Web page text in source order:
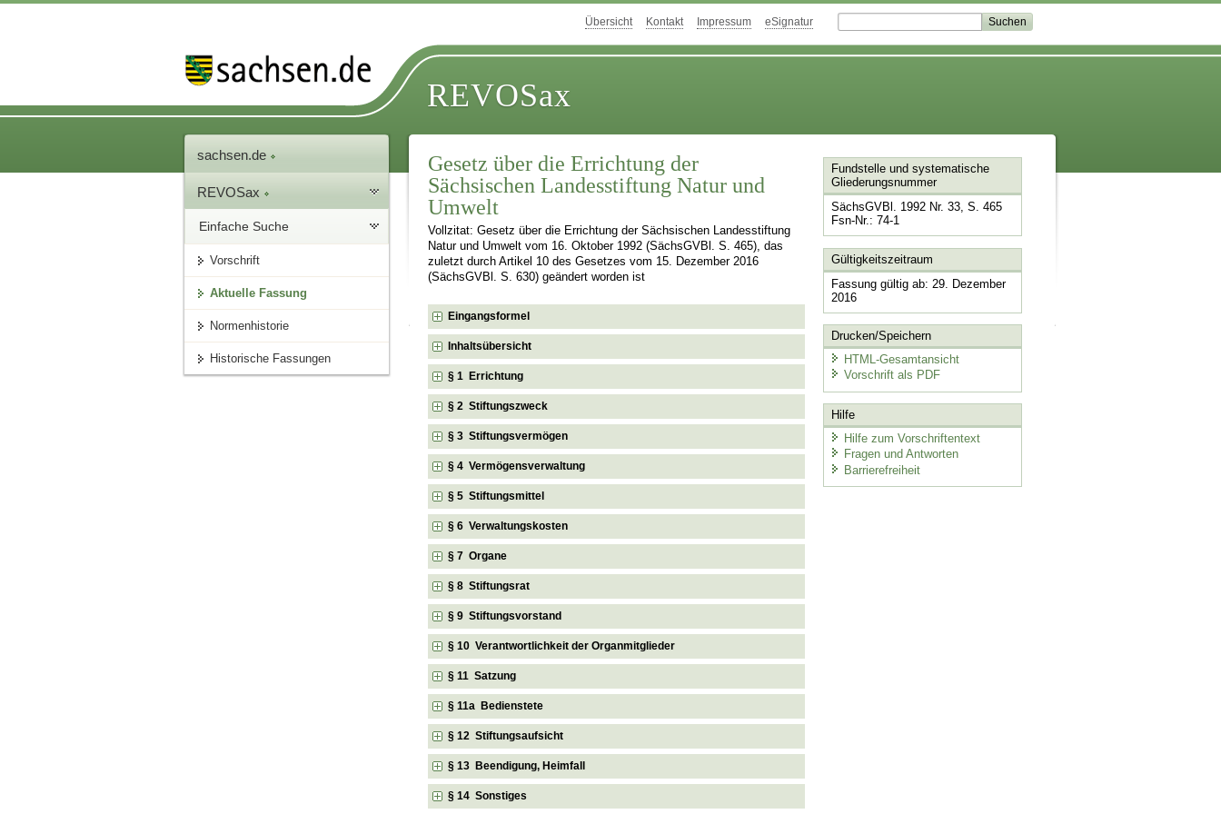
Übersicht Kontakt Impressum eSignatur
REVOSax
sachsen.de
REVOSax
Einfache Suche
Vorschrift
Aktuelle Fassung
Normenhistorie
Historische Fassungen
Gesetz über die Errichtung der
Sächsischen Landesstiftung Natur und
Umwelt
Vollzitat: Gesetz über die Errichtung der Sächsischen Landesstiftung
Natur und Umwelt vom 16. Oktober 1992 (SächsGVBl. S. 465), das
zuletzt durch Artikel 10 des Gesetzes vom 15. Dezember 2016
(SächsGVBl. S. 630) geändert worden ist
Eingangsformel
Inhaltsübersicht
§ 1 Errichtung
§ 2 Stiftungszweck
§ 3 Stiftungsvermögen
§ 4 Vermögensverwaltung
§ 5 Stiftungsmittel
§ 6 Verwaltungskosten
§ 7 Organe
§ 8 Stiftungsrat
§ 9 Stiftungsvorstand
§ 10 Verantwortlichkeit der Organmitglieder
§ 11 Satzung
§ 11a Bedienstete
§ 12 Stiftungsaufsicht
§ 13 Beendigung, Heimfall
§ 14 Sonstiges
Fundstelle und systematische
Gliederungsnummer
SächsGVBl. 1992 Nr. 33, S. 465
Fsn-Nr.: 74-1
Gültigkeitszeitraum
Fassung gültig ab: 29. Dezember
2016
Drucken/Speichern
HTML-Gesamtansicht
Vorschrift als PDF
Hilfe
Hilfe zum Vorschriftentext
Fragen und Antworten
Barrierefreiheit